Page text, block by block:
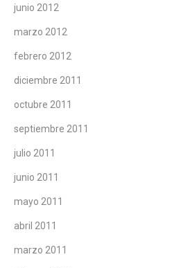
junio 2012
marzo 2012
febrero 2012
diciembre 2011
octubre 2011
septiembre 2011
julio 2011
junio 2011
mayo 2011
abril 2011
marzo 2011